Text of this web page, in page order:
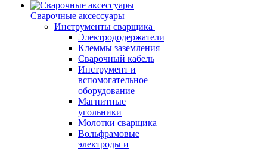
Сварочные аксессуары
Инструменты сварщика
Электрододержатели
Клеммы заземления
Сварочный кабель
Инструмент и
вспомогательное
оборудование
Магнитные
угольники
Молотки сварщика
Вольфрамовые
электроды и